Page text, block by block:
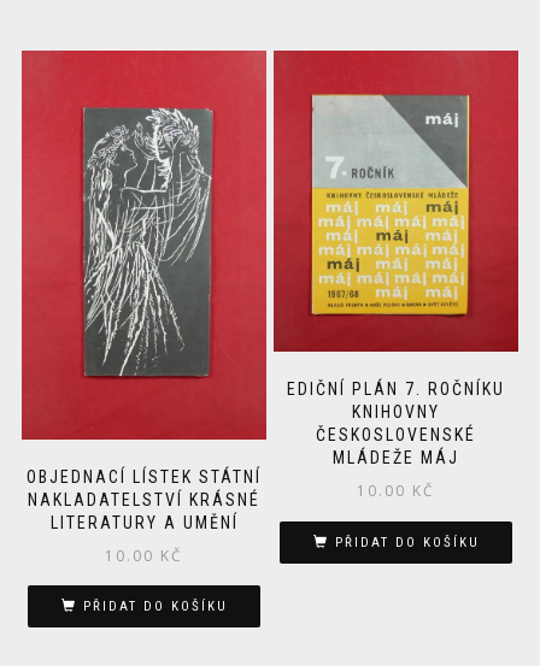
OBJEDNACÍ LÍSTEK STÁTNÍ
NAKLADATELSTVÍ KRÁSNÉ
LITERATURY A UMĚNÍ
10.00 KČ
PŘIDAT DO KOŠÍKU
EDIČNÍ PLÁN 7. ROČNÍKU
KNIHOVNY
ČESKOSLOVENSKÉ
MLÁDEŽE MÁJ
10.00 KČ
PŘIDAT DO KOŠÍKU